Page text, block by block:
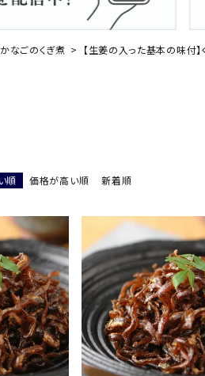
佃煮・ごはんのおとも4,001円～
録
なごのくぎ煮 【生姜の入った基本の味付】
順 価格が高い順 新着順